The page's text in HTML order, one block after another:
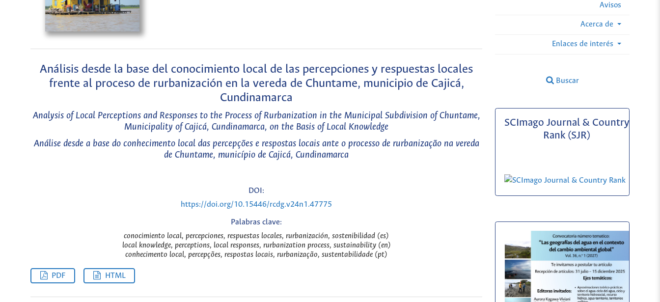
Avisos
Acerca de
Enlaces de interés
Buscar
Análisis desde la base del conocimiento local de las percepciones y respuestas locales
frente al proceso de rurbanización en la vereda de Chuntame, municipio de Cajicá,
Cundinamarca
Analysis of Local Perceptions and Responses to the Process of Rurbanization in the Municipal Subdivision of Chuntame,
Municipality of Cajicá, Cundinamarca, on the Basis of Local Knowledge
Análise desde a base do conhecimento local das percepções e respostas locais ante o processo de rurbanização na vereda
de Chuntame, município de Cajicá, Cundinamarca
DOI:
https://doi.org/10.15446/rcdg.v24n1.47775
Palabras clave:
conocimiento local, percepciones, respuestas locales, rurbanización, sostenibilidad (es)
local knowledge, perceptions, local responses, rurbanization process, sustainability (en)
conhecimento local, percepções, respostas locais, rurbanização, sustentabilidade (pt)
PDF HTML
SCImago Journal & Country
Rank (SJR)